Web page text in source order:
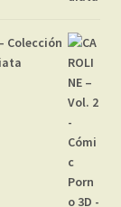
Colección